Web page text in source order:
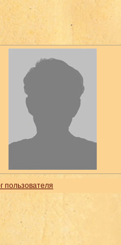
пользователя